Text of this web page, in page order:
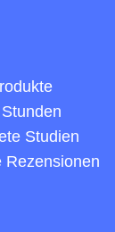
Studien
Rezensionen